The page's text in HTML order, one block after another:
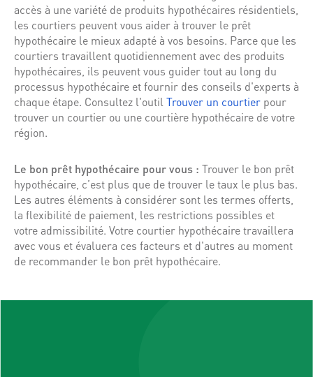
accès à une variété de produits hypothécaires résidentiels,
les courtiers peuvent vous aider à trouver le prêt
hypothécaire le mieux adapté à vos besoins. Parce que les
courtiers travaillent quotidiennement avec des produits
hypothécaires, ils peuvent vous guider tout au long du
processus hypothécaire et fournir des conseils d'experts à
chaque étape. Consultez l'outil Trouver un courtier pour
trouver un courtier ou une courtière hypothécaire de votre
région.
Le bon prêt hypothécaire pour vous : Trouver le bon prêt
hypothécaire, c’est plus que de trouver le taux le plus bas.
Les autres éléments à considérer sont les termes offerts,
la flexibilité de paiement, les restrictions possibles et
votre admissibilité. Votre courtier hypothécaire travaillera
avec vous et évaluera ces facteurs et d'autres au moment
de recommander le bon prêt hypothécaire.